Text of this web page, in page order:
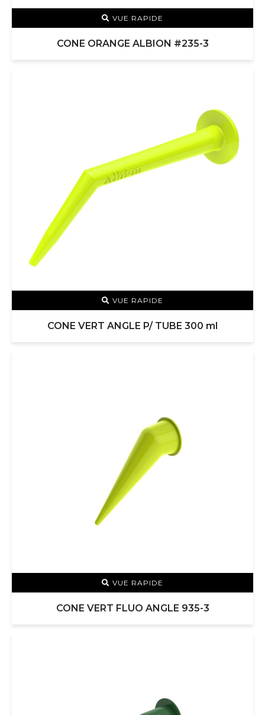
VUE RAPIDE
CONE ORANGE ALBION #235-3
VUE RAPIDE
CONE VERT ANGLE P/ TUBE 300 ml
VUE RAPIDE
CONE VERT FLUO ANGLE 935-3